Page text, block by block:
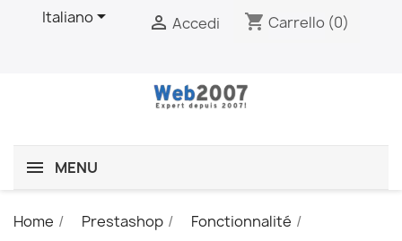
Italiano  Accedi shopping_cart Carrello (0)
MENU
Home Prestashop
Fonctionnalité